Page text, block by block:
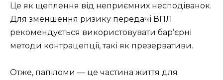
Це як щеплення від неприємних несподіванок.
Для зменшення ризику передачі ВПЛ
рекомендується використовувати бар’єрні
методи контрацепції, такі як презервативи.
Отже, папіломи — це частина життя для